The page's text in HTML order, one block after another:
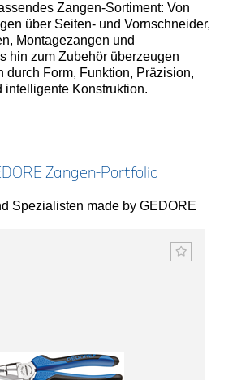
Zangen-Sortiment: Von
über Seiten- und Vornschneider,
Montagezangen und
hin zum Zubehör überzeugen
durch Form, Funktion, Präzision,
intelligente Konstruktion.
Zangen-Portfolio
Spezialisten made by GEDORE